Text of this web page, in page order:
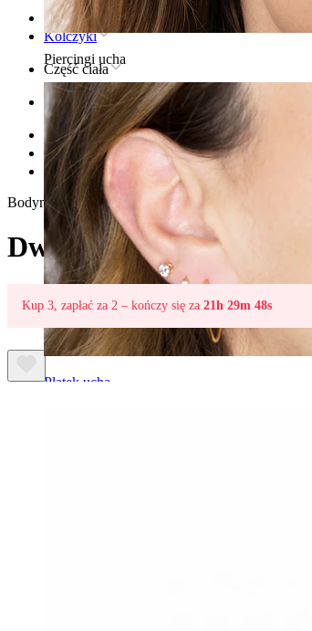
Piercingi ucha
Płatek ucha
Strona główna
Kolczyki
Część ciała
Ucho
Helix
Kolczyk tytanowy do piercingu helix
Dwustronny, bezgwintowy labret z tytanu z
Bodymod Trend
Dwustronny,
Kup 3, zapłać za 2 – kończy się za 21h 29m 48s